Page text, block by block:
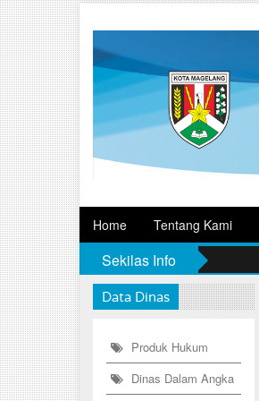
Home Tentang Kami
Sekilas Info
Data Dinas
Produk Hukum
Dinas Dalam Angka